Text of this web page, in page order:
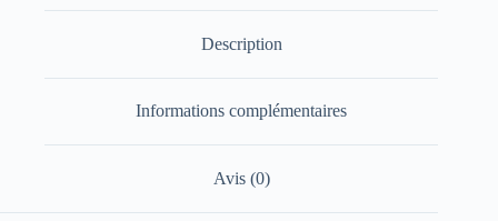
Description
Informations complémentaires
Avis (0)